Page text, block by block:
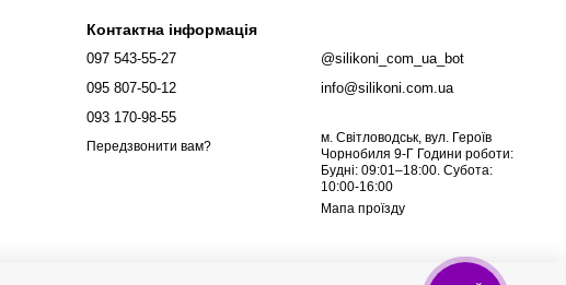
дерева, художніх робіт;
і прототипів.
Контактна інформація
097 543-55-27
095 807-50-12
093 170-98-55
Передзвонити вам?
@silikoni_com_ua_bot
info@silikoni.com.ua
м. Світловодськ, вул. Героїв
Чорнобиля 9-Г Години роботи:
Будні: 09:01–18:00. Субота:
10:00-16:00
Мапа проїзду